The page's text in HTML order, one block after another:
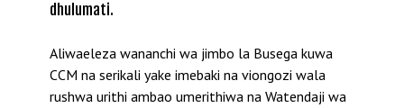
dhulumati.
Aliwaeleza wananchi wa jimbo la Busega kuwa
CCM na serikali yake imebaki na viongozi wala
rushwa urithi ambao umerithiwa na Watendaji wa